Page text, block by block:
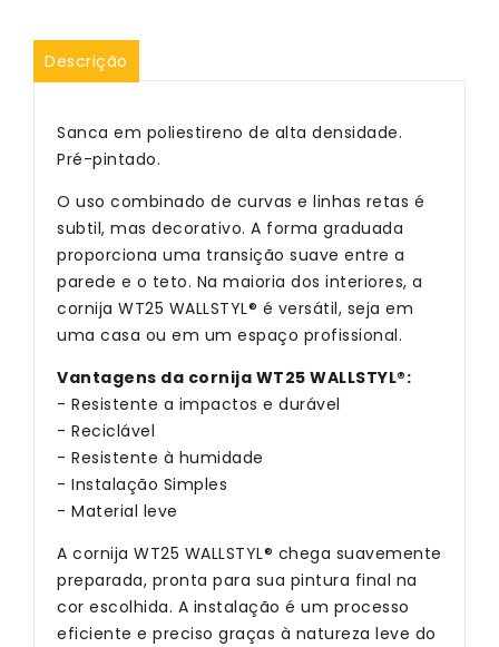
Descrição
Sanca em poliestireno de alta densidade.
Pré-pintado.
O uso combinado de curvas e linhas retas é
subtil, mas decorativo. A forma graduada
proporciona uma transição suave entre a
parede e o teto. Na maioria dos interiores, a
cornija WT25 WALLSTYL® é versátil, seja em
uma casa ou em um espaço profissional.
Vantagens da cornija WT25 WALLSTYL®:
- Resistente a impactos e durável
- Reciclável
- Resistente à humidade
- Instalação Simples
- Material leve
A cornija WT25 WALLSTYL® chega suavemente
preparada, pronta para sua pintura final na
cor escolhida. A instalação é um processo
eficiente e preciso graças à natureza leve do